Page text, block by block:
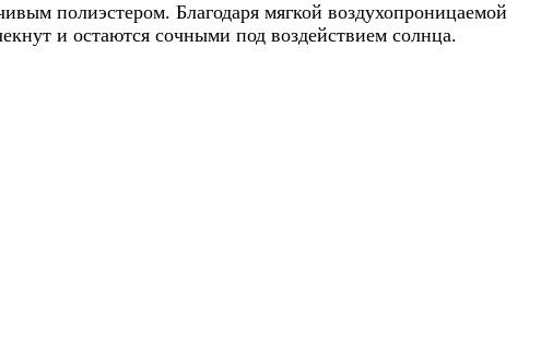
полиэстером. Благодаря мягкой воздухопроницаемой
и остаются сочными под воздействием солнца.